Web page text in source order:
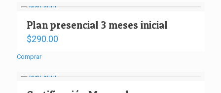
Plan presencial 3 meses inicial
$290.00
Comprar